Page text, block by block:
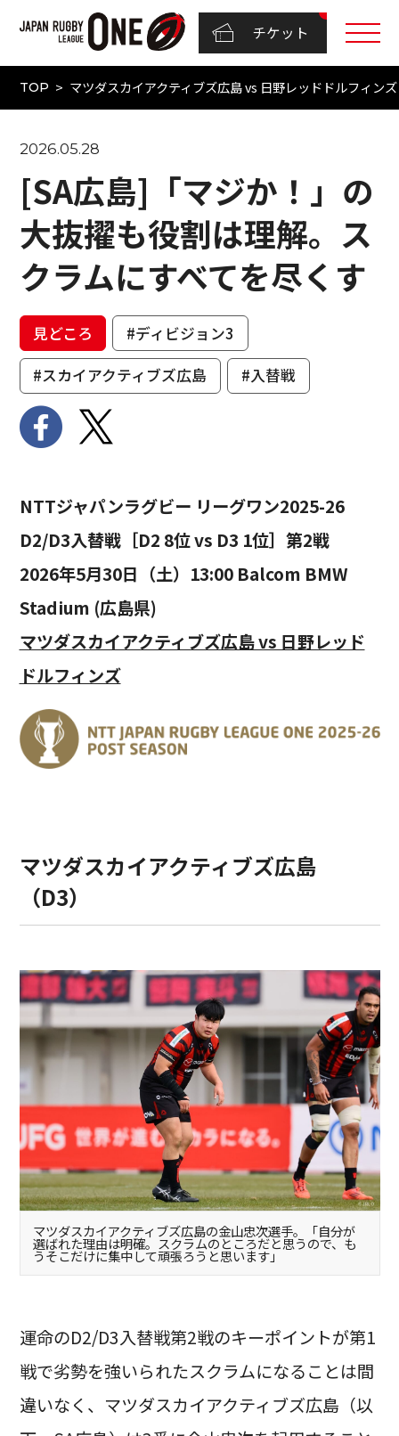
チケット
TOP マツダスカイアクティブズ広島 vs 日野レッドドルフィ
2026.05.28
[SA広島]「マジか！」の
大抜擢も役割は理解。ス
クラムにすべてを尽くす
見どころ
#ディビジョン3
#スカイアクティブズ広島
#入替戦
NTTジャパンラグビー リーグワン2025-26
D2/D3入替戦［D2 8位 vs D3 1位］第2戦
2026年5月30日（土）13:00 Balcom BMW
Stadium (広島県)
マツダスカイアクティブズ広島 vs 日野レッド
ドルフィンズ
マツダスカイアクティブズ広島
（D3）
マツダスカイアクティブズ広島の金山忠次選手。「自分が
選ばれた理由は明確。スクラムのところだと思うので、も
うそこだけに集中して頑張ろうと思います」
運命のD2/D3入替戦第2戦のキーポイントが第1
戦で劣勢を強いられたスクラムになることは間
違いなく、マツダスカイアクティブズ広島（以